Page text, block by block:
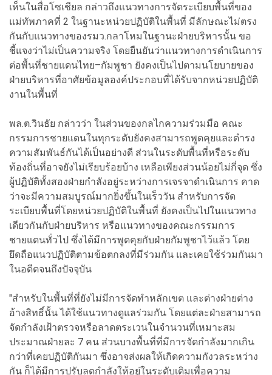
เห็นในสื่อโซเชียล กล่าวถึงแนวทางการจัดระเบียบพื้นที่ของ
แม่ทัพภาคที่ 2 ในฐานะหน่วยปฏิบัติในพื้นที่ มีลักษณะไม่ตรง
กันกับแนวทางของรมว.กลาโหมในฐานะฝ่ายบริหารนั้น ขอ
ชี้แจงว่าไม่เป็นความจริง โดยยืนยันว่าแนวทางการดำเนินการ
ต่อพื้นที่ชายแดนไทย–กัมพูชา ยังคงเป็นไปตามนโยบายของ
ฝ่ายบริหารที่อาศัยข้อมูลองค์ประกอบที่ได้รับจากหน่วยปฏิบัติ
งานในพื้นที่
พล.ต.วินธัย กล่าวว่า ในส่วนของกลไกความร่วมมือ คณะ
กรรมการชายแดนในทุกระดับยังคงสามารถพูดคุยและดำรง
ความสัมพันธ์กันได้เป็นอย่างดี ส่วนในระดับพื้นที่หรือระดับ
ท้องถิ่นที่อาจยังไม่เรียบร้อยบ้าง เหลือเพียงส่วนน้อยไม่กี่จุด ซึ่ง
ผู้ปฏิบัติทั้งสองฝ่ายกำลังอยู่ระหว่างการเจรจาดำเนินการ คาด
ว่าจะมีความสมบูรณ์มากยิ่งขึ้นในเร็ววัน สำหรับการจัด
ระเบียบพื้นที่โดยหน่วยปฏิบัติในพื้นที่ ยังคงเป็นไปในแนวทาง
เดียวกันกับฝ่ายบริหาร หรือแนวทางของคณะกรรมการ
ชายแดนทั่วไป ซึ่งได้มีการพูดคุยกับฝ่ายกัมพูชาไว้แล้ว โดย
ยึดถือแนวปฏิบัติตามข้อตกลงที่มีร่วมกัน และเคยใช้ร่วมกันมา
ในอดีตจนถึงปัจจุบัน
"สำหรับในพื้นที่ที่ยังไม่มีการจัดทำหลักเขต และต่างฝ่ายต่าง
อ้างสิทธิ์นั้น ได้ใช้แนวทางดูแลร่วมกัน โดยแต่ละฝ่ายสามารถ
จัดกำลังเฝ้าตรวจหรือลาดตระเวนในจำนวนที่เหมาะสม
ประมาณฝ่ายละ 7 คน ส่วนบางพื้นที่ที่มีการจัดกำลังมากเกิน
กว่าที่เคยปฏิบัติกันมา ซึ่งอาจส่งผลให้เกิดความกังวลระหว่าง
กัน ก็ได้มีการปรับลดกำลังให้อยู่ในระดับเดิมเพื่อความ